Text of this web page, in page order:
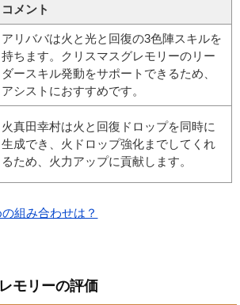
コメント
アリババは火と光と回復の3色陣スキルを
持ちます。クリスマスグレモリーのリー
ダースキル発動をサポートできるため、
アシストにおすすめです。
火真田幸村は火と回復ドロップを同時に
生成でき、火ドロップ強化までしてくれ
るため、火力アップに貢献します。
組み合わせは？
モリーの評価